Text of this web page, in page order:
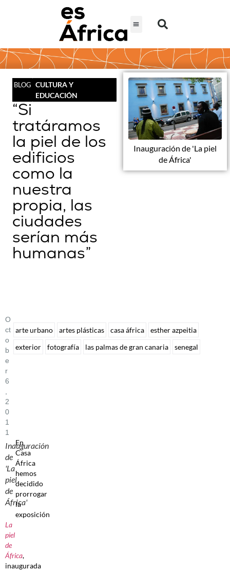
BLOG CULTURA Y
EDUCACIÓN
“Si
tratáramos
la piel de los
edificios
como la
nuestra
propia, las
ciudades
serían más
humanas”
Inauguración de 'La piel
de África'
O
Ct
O
B
E
R
6
2
0
1
1
Inauguración
de
'La
piel
de
África'
En
Casa
África
hemos
decidido
prorrogar
la
exposición
La
piel
de
África,
inaugurada
arte urbano artes plásticas casa áfrica
esther azpeitia
exterior
fotografía las palmas de gran canaria senegal